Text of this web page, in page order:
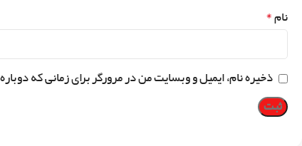
نام*
ذخیره نام، ایمیل و وبسایت من در مرورگر برای زمانی که